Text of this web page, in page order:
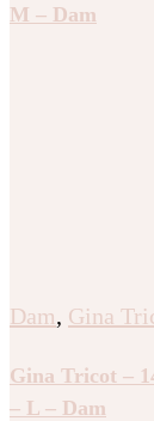
M – Dam
Dam, Gina
Gina Tricot –
– L – Dam